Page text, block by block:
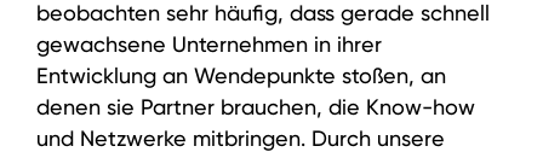
beobachten sehr häufig, dass gerade schnell
gewachsene Unternehmen in ihrer
Entwicklung an Wendepunkte stoßen, an
denen sie Partner brauchen, die Know-how
und Netzwerke mitbringen. Durch unsere